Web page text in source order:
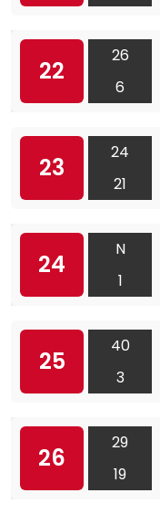
22
26
6
23
24
21
24
N
1
25
40
3
26
29
19